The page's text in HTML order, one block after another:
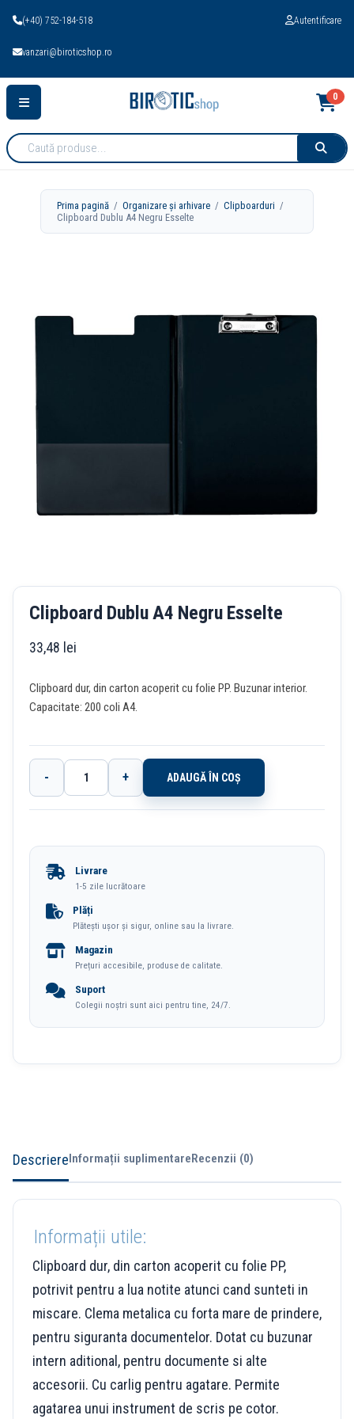
(+40) 752-184-518
vanzari@biroticshop.ro
Autentificare
Cauta
produse:
0
Prima pagină /Organizare și arhivare /Clipboarduri /
Clipboard Dublu A4 Negru Esselte
Clipboard Dublu A4 Negru Esselte
33,48 lei
Clipboard dur, din carton acoperit cu folie PP. Buzunar interior.
Capacitate: 200 coli A4.
Cantitate
Clipboard
Negru
Esselte
- + ADAUGĂ ÎN COȘ
Livrare
1-5 zile lucrătoare
Plăți
Plătești ușor și sigur, online sau la livrare.
Magazin
Prețuri accesibile, produse de calitate.
Suport
Colegii noștri sunt aici pentru tine, 24/7.
DescriereInformații suplimentareRecenzii (0)
Informații utile:
Clipboard dur, din carton acoperit cu folie PP,
potrivit pentru a lua notite atunci cand sunteti in
miscare. Clema metalica cu forta mare de prindere,
pentru siguranta documentelor. Dotat cu buzunar
intern aditional, pentru documente si alte
accesorii. Cu carlig pentru agatare. Permite
agatarea unui instrument de scris pe cotor.